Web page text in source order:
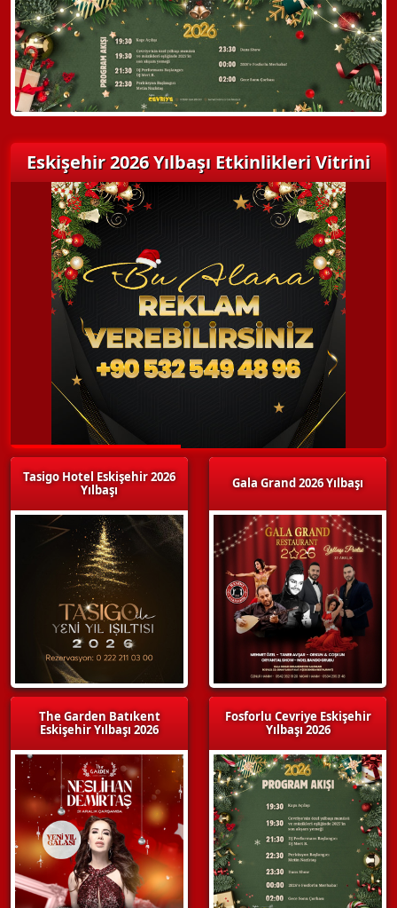
Detaylı Bilgi Alın
Eskişehir 2026 Yılbaşı Etkinlikleri Vitrini
Tasigo Hotel Eskişehir 2026
Yılbaşı
The Garden Batıkent
Eskişehir Yılbaşı 2026
Gala Grand 2026 Yılbaşı
Fosforlu Cevriye Eskişehir
Yılbaşı 2026